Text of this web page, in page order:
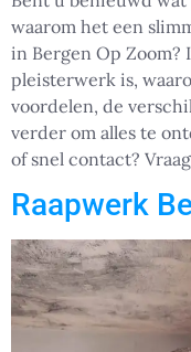
waarom het een
in Bergen Op
pleisterwerk is,
voordelen, de
verder om alles te
of snel contact?
Raapwerk